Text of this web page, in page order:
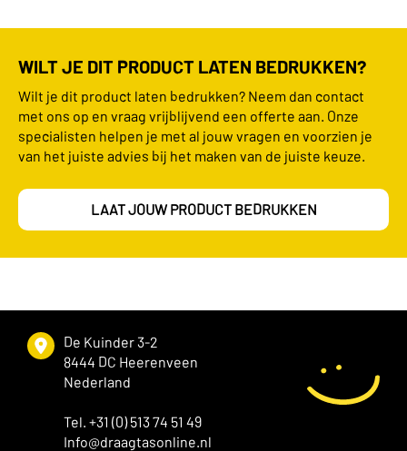
WILT JE DIT PRODUCT LATEN BEDRUKKEN?
Wilt je dit product laten bedrukken? Neem dan contact
met ons op en vraag vrijblijvend een offerte aan. Onze
specialisten helpen je met al jouw vragen en voorzien je
van het juiste advies bij het maken van de juiste keuze.
LAAT JOUW PRODUCT BEDRUKKEN
De Kuinder 3-2
8444 DC Heerenveen
Nederland
Tel. +31 (0) 513 74 51 49
Info@draagtasonline.nl